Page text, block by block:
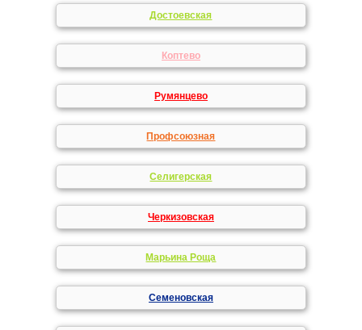
Достоевская
Коптево
Румянцево
Профсоюзная
Селигерская
Черкизовская
Марьина Роща
Семеновская